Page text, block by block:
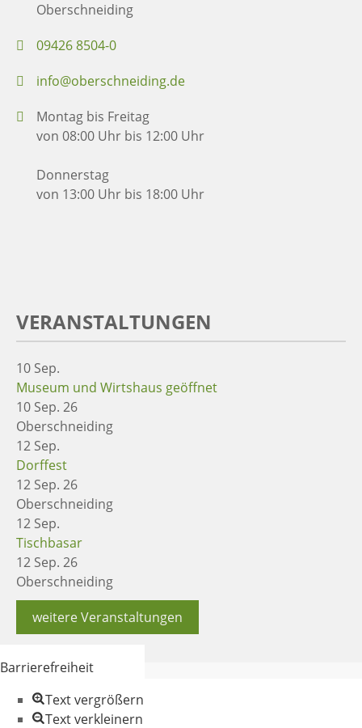
Oberschneiding
09426 8504-0
info@oberschneiding.de
Montag bis Freitag
von 08:00 Uhr bis 12:00 Uhr
Donnerstag
von 13:00 Uhr bis 18:00 Uhr
VERANSTALTUNGEN
10 Sep.
Museum und Wirtshaus geöffnet
10 Sep. 26
Oberschneiding
12 Sep.
Dorffest
12 Sep. 26
Oberschneiding
12 Sep.
Tischbasar
12 Sep. 26
Oberschneiding
weitere Veranstaltungen
Barrierefreiheit
Text vergrößern
Text verkleinern